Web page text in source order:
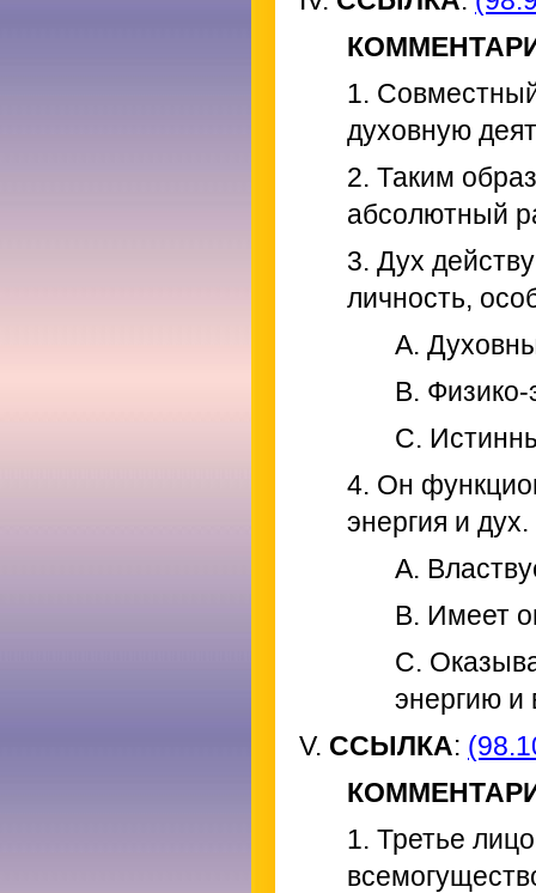
1.
духовную
2. Таким
абсолютный
3. Дух
личность,
A.
B.
C.
4. Он
энергия и
A.
B. Имеет
C.
энергию и
V. ССЫЛКА:
1. Третье